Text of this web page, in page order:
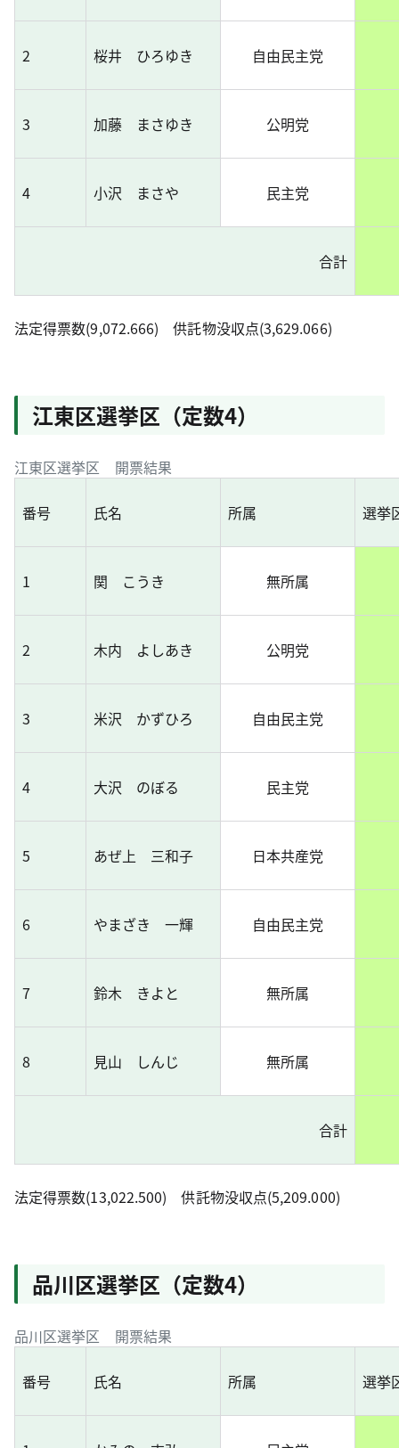
2 桜井 ひろゆき 自由民主党
3 加藤 まさゆき 公明党
4 小沢 まさや 民主党
合計
法定得票数(9,072.666) 供託物没収点(3,629.066)
江東区選挙区（定数4）
江東区選挙区 開票結果
番号 氏名 所属 選挙
1 関 こうき 無所属
2 木内 よしあき 公明党
3 米沢 かずひろ 自由民主党
4 大沢 のぼる 民主党
5 あぜ上 三和子 日本共産党
6 やまざき 一輝 自由民主党
7 鈴木 きよと 無所属
8 見山 しんじ 無所属
合計
法定得票数(13,022.500) 供託物没収点(5,209.000)
品川区選挙区（定数4）
品川区選挙区 開票結果
番号 氏名 所属 選挙